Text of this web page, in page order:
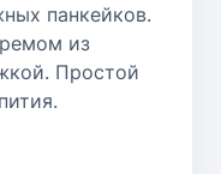
панкейков.
из
Простой